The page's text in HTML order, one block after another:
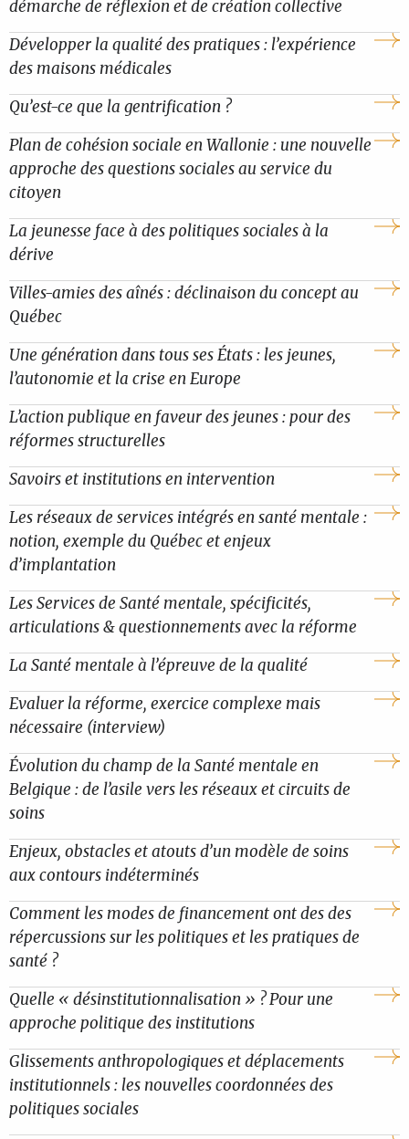
démarche de réflexion et de création collective
Développer la qualité des pratiques : l’expérience
des maisons médicales
Qu’est-ce que la gentrification ?
Plan de cohésion sociale en Wallonie : une nouvelle
approche des questions sociales au service du
citoyen
La jeunesse face à des politiques sociales à la
dérive
Villes-amies des aînés : déclinaison du concept au
Québec
Une génération dans tous ses États : les jeunes,
l’autonomie et la crise en Europe
L’action publique en faveur des jeunes : pour des
réformes structurelles
Savoirs et institutions en intervention
Les réseaux de services intégrés en santé mentale :
notion, exemple du Québec et enjeux
d’implantation
Les Services de Santé mentale, spécificités,
articulations & questionnements avec la réforme
La Santé mentale à l’épreuve de la qualité
Evaluer la réforme, exercice complexe mais
nécessaire (interview)
Évolution du champ de la Santé mentale en
Belgique : de l’asile vers les réseaux et circuits de
soins
Enjeux, obstacles et atouts d’un modèle de soins
aux contours indéterminés
Comment les modes de financement ont des des
répercussions sur les politiques et les pratiques de
santé ?
Quelle « désinstitutionnalisation » ? Pour une
approche politique des institutions
Glissements anthropologiques et déplacements
institutionnels : les nouvelles coordonnées des
politiques sociales